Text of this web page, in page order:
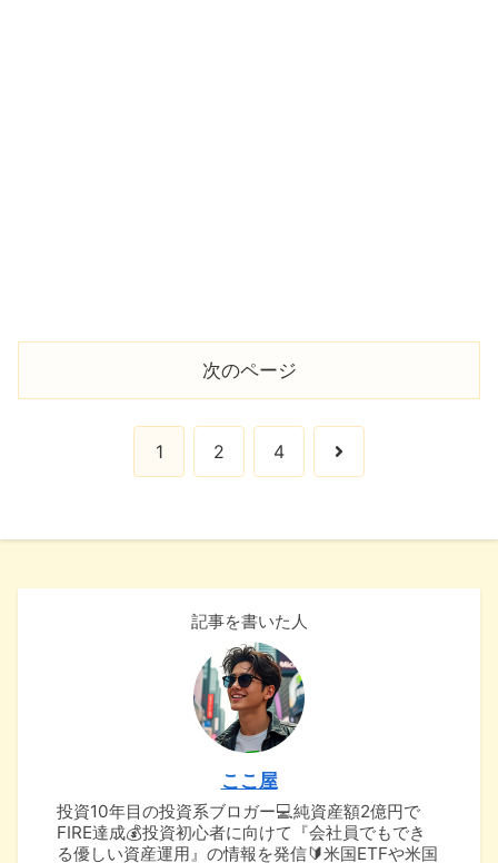
次のページ
1 2 4 次
記事を書いた人
ここ屋
投資10年目の投資系ブロガー💻純資産額2億円で
FIRE達成💰投資初心者に向けて『会社員でもでき
る優しい資産運用』の情報を発信🔰米国ETFや米国